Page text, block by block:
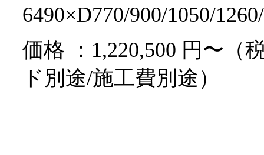
6490×D770/900/1050/
価格 ：1,220,500 円〜（
ド別途/施工費別途）